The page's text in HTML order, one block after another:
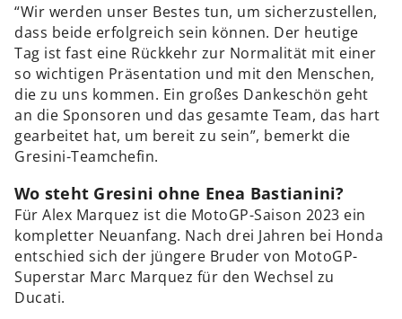
“Wir werden unser Bestes tun, um sicherzustellen,
dass beide erfolgreich sein können. Der heutige
Tag ist fast eine Rückkehr zur Normalität mit einer
so wichtigen Präsentation und mit den Menschen,
die zu uns kommen. Ein großes Dankeschön geht
an die Sponsoren und das gesamte Team, das hart
gearbeitet hat, um bereit zu sein”, bemerkt die
Gresini-Teamchefin.
Wo steht Gresini ohne Enea Bastianini?
Für Alex Marquez ist die MotoGP-Saison 2023 ein
kompletter Neuanfang. Nach drei Jahren bei Honda
entschied sich der jüngere Bruder von MotoGP-
Superstar Marc Marquez für den Wechsel zu
Ducati.